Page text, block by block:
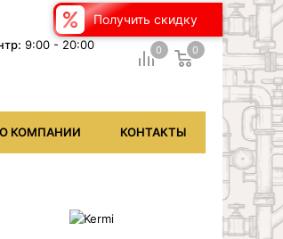
9:00 - 20:00
О КОМПАНИИ КОНТАКТЫ
0 0
Получить скидку